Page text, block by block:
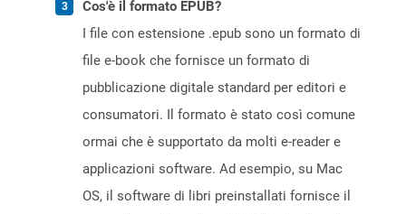
Cos'è il formato EPUB?
I file con estensione .epub sono un formato di
file e-book che fornisce un formato di
pubblicazione digitale standard per editori e
consumatori. Il formato è stato così comune
ormai che è supportato da molti e-reader e
applicazioni software. Ad esempio, su Mac
OS, il software di libri preinstallati fornisce il